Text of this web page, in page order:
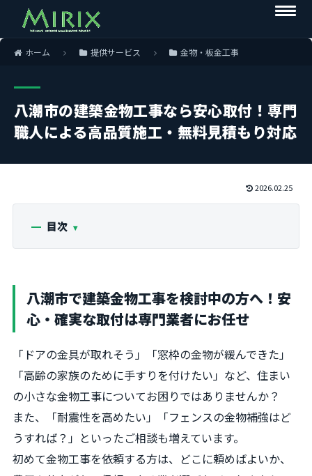
ホーム 提供サービス 金物・板金工事
八潮市の建築金物工事なら安心取付！専門
職人による高品質施工・無料見積もり対応
2026.02.25
目次
八潮市で建築金物工事を検討中の方へ！安
心・確実な取付は専門業者にお任せ
「ドアの金具が取れそう」「窓枠の金物が緩んできた」
「高齢の家族のために手すりを付けたい」など、住まい
の小さな金物工事についてお困りではありませんか？
また、「耐震性を高めたい」「フェンスの金物補強はど
うすれば？」といったご相談も増えています。
初めて金物工事を依頼する方は、どこに頼めばよいか、